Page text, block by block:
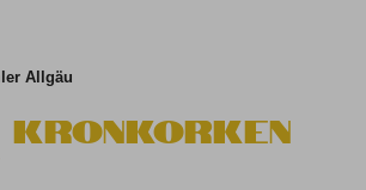
Allgäu
Kronkorken